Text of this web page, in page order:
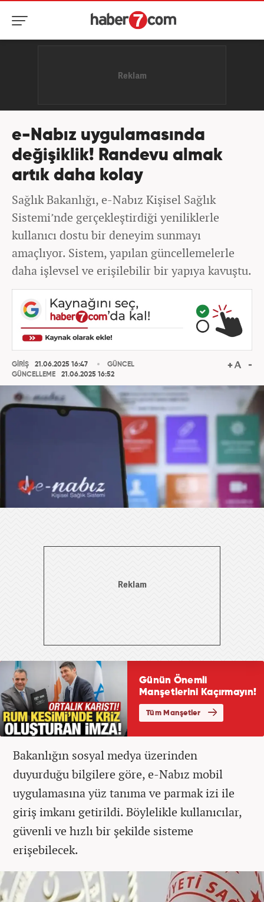
e-Nabız uygulamasında
değişiklik! Randevu almak
artık daha kolay
Sağlık Bakanlığı, e-Nabız Kişisel Sağlık
Sistemi’nde gerçekleştirdiği yeniliklerle
kullanıcı dostu bir deneyim sunmayı
amaçlıyor. Sistem, yapılan güncellemelerle
daha işlevsel ve erişilebilir bir yapıya kavuştu.
GİRİŞ
21.06.2025 16:47
GÜNCELLEME
21.06.2025 16:52
GÜNCEL
Bakanlığın sosyal medya üzerinden
duyurduğu bilgilere göre, e-Nabız mobil
uygulamasına yüz tanıma ve parmak izi ile
giriş imkanı getirildi. Böylelikle kullanıcılar,
güvenli ve hızlı bir şekilde sisteme
erişebilecek.